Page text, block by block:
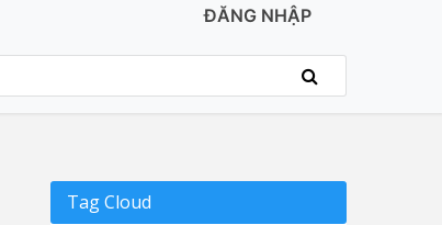
ĐĂNG NHẬP
Tag Cloud